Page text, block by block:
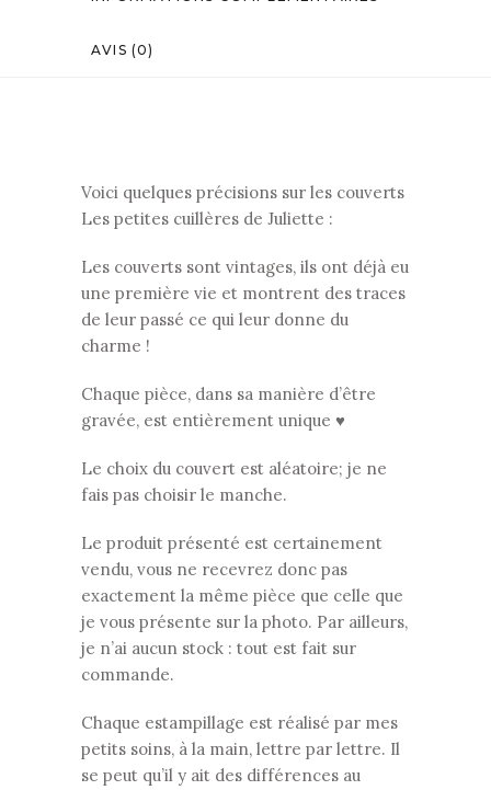
AVIS (0)
Voici quelques précisions sur les couverts
Les petites cuillères de Juliette :
Les couverts sont vintages, ils ont déjà eu
une première vie et montrent des traces
de leur passé ce qui leur donne du
charme !
Chaque pièce, dans sa manière d’être
gravée, est entièrement unique ♥
Le choix du couvert est aléatoire; je ne
fais pas choisir le manche.
Le produit présenté est certainement
vendu, vous ne recevrez donc pas
exactement la même pièce que celle que
je vous présente sur la photo. Par ailleurs,
je n’ai aucun stock : tout est fait sur
commande.
Chaque estampillage est réalisé par mes
petits soins, à la main, lettre par lettre. Il
se peut qu’il y ait des différences au